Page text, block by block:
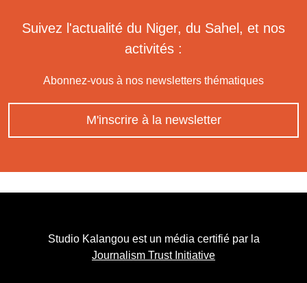
Suivez l'actualité du Niger, du Sahel, et nos
activités :
Abonnez-vous à nos newsletters thématiques
M'inscrire à la newsletter
Studio Kalangou est un média certifié par la
Journalism Trust Initiative